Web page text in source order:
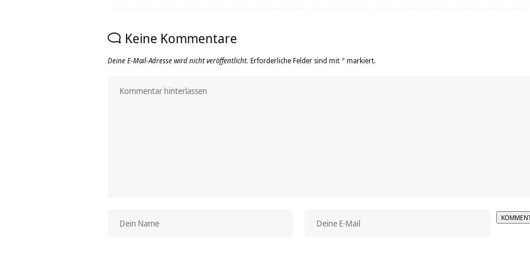
Keine Kommentare
Deine E-Mail-Adresse wird nicht veröffentlicht. Erforderliche Felder sind mit* markiert.